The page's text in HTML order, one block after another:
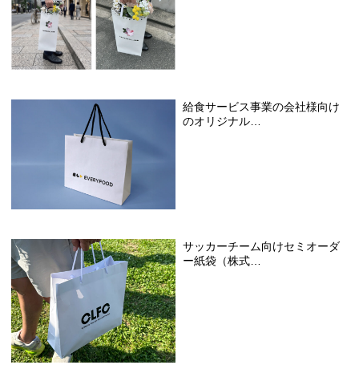
給食サービス事業の会社様向け
のオリジナル…
サッカーチーム向けセミオーダ
ー紙袋（株式…